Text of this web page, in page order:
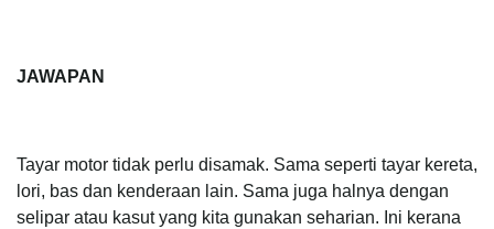
JAWAPAN
Tayar motor tidak perlu disamak. Sama seperti tayar kereta,
lori, bas dan kenderaan lain. Sama juga halnya dengan
selipar atau kasut yang kita gunakan seharian. Ini kerana